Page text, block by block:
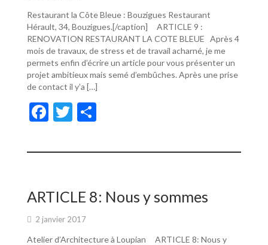
Restaurant la Côte Bleue : Bouzigues Restaurant
Hérault, 34, Bouzigues.[/caption] ARTICLE 9 :
RENOVATION RESTAURANT LA COTE BLEUE Après 4
mois de travaux, de stress et de travail acharné, je me
permets enfin d’écrire un article pour vous présenter un
projet ambitieux mais semé d’embûches. Après une prise
de contact il y’a […]
F
e
o
o
k
T
itt ta
er
ARTICLE 8: Nous y sommes
2 janvier 2017
Atelier d’Architecture à Loupian ARTICLE 8: Nous y